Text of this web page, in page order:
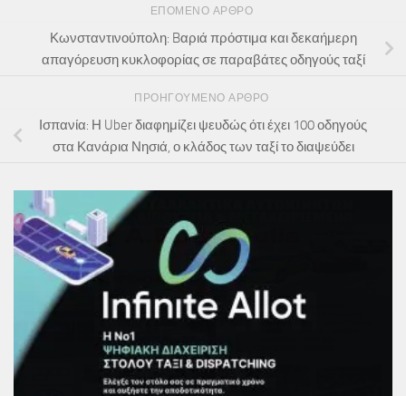
ΕΠΌΜΕΝΟ ΆΡΘΡΟ
Κωνσταντινούπολη: Bαριά πρόστιμα και δεκαήμερη
απαγόρευση κυκλοφορίας σε παραβάτες οδηγούς ταξί
ΠΡΟΗΓΟΎΜΕΝΟ ΆΡΘΡΟ
Ισπανία: Η Uber διαφημίζει ψευδώς ότι έχει 100 οδηγούς
στα Κανάρια Νησιά, ο κλάδος των ταξί το διαψεύδει